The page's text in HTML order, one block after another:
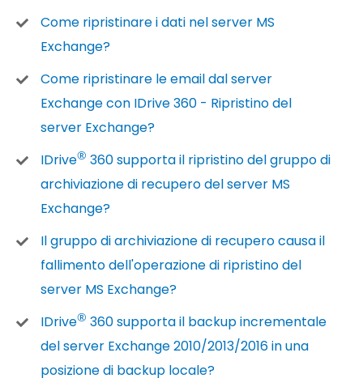
Come ripristinare i dati nel server MS
Exchange?
Come ripristinare le email dal server
Exchange con IDrive 360 - Ripristino del
server Exchange?
IDrive® 360 supporta il ripristino del gruppo di
archiviazione di recupero del server MS
Exchange?
Il gruppo di archiviazione di recupero causa il
fallimento dell'operazione di ripristino del
server MS Exchange?
IDrive® 360 supporta il backup incrementale
del server Exchange 2010/2013/2016 in una
posizione di backup locale?